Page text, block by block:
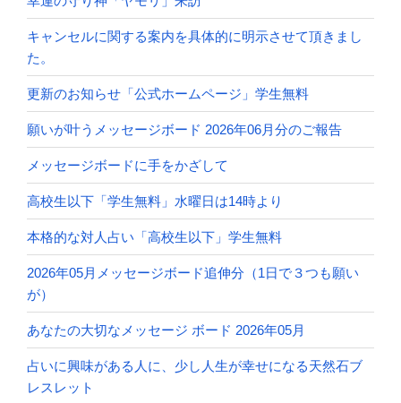
キャンセルに関する案内を具体的に明示させて頂きまし
た。
更新のお知らせ「公式ホームページ」学生無料
願いが叶うメッセージボード 2026年06月分のご報告
メッセージボードに手をかざして
高校生以下「学生無料」水曜日は14時より
本格的な対人占い「高校生以下」学生無料
2026年05月メッセージボード追伸分（1日で３つも願い
が）
あなたの大切なメッセージ ボード 2026年05月
占いに興味がある人に、少し人生が幸せになる天然石ブ
レスレット